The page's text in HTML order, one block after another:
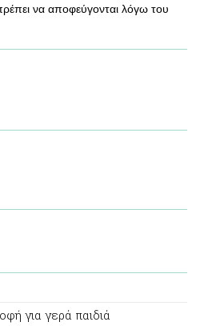
να αποφεύγονται λόγω του
για γερά παιδιά